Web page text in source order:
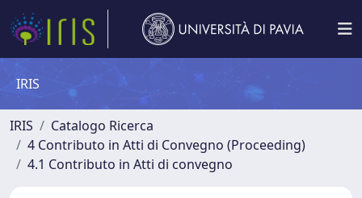
IRIS
IRIS
Catalogo Ricerca
4 Contributo in Atti di Convegno (Proceeding)
4.1 Contributo in Atti di convegno